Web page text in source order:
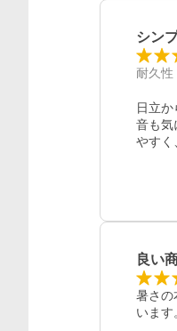
シン
耐久性
日立
音も気
やすく
良い
暑さの
います